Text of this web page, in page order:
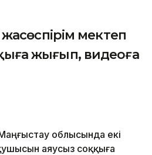
жасөспірім мектеп
жығып, видеоға
облысында екі
аяусыз соққыға